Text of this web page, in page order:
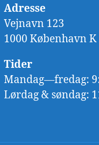
Adresse
Vejnavn 123
1000 København K
Tider
Mandag—fredag:
Lørdag & søndag: